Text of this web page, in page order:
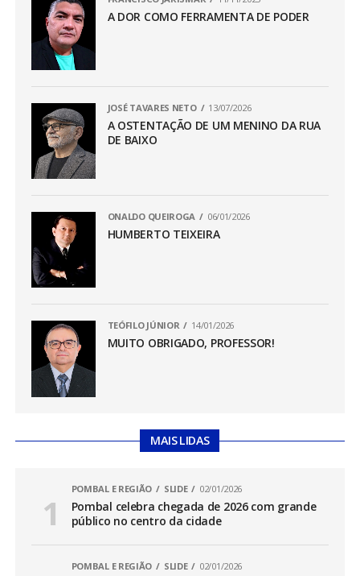
A DOR COMO FERRAMENTA DE PODER
JOSÉ TAVARES NETO 13/07/2026
A OSTENTAÇÃO DE UM MENINO DA RUA
DE BAIXO
ONALDO QUEIROGA 06/01/2026
HUMBERTO TEIXEIRA
TEÓFILO JÚNIOR 14/01/2026
MUITO OBRIGADO, PROFESSOR!
MAIS LIDAS
POMBAL E REGIÃO SLIDE 02/01/2026
Pombal celebra chegada de 2026 com grande
público no centro da cidade
POMBAL E REGIÃO SLIDE 02/01/2026